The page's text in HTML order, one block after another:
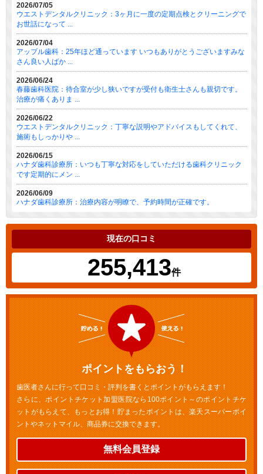
2026/07/05
ウエストデンタルクリニック：3ヶ月に一度の定期点検とクリーニングで
お世話になって ...
2026/07/04
アップル歯科：25年ほど通っています いつもありがとうございますみな
さん良い人ばか ...
2026/06/24
春藤歯科医院：待合室が少し狭いですが受付も衛生士さんも親切です。
治療が痛くありま ...
2026/06/22
ウエストデンタルクリニック：丁寧な説明やアドバイスもしてくれて、
施術もしっかりや ...
2026/06/15
ハナダ歯科診療所：いつも丁寧な対応をしていただける歯科クリニック
です定期的にメン ...
2026/06/09
ハナダ歯科診療所：治療内容が明瞭で、予約時間が正確です。
現在の口コミ
255,413件
ポイントをもらおう！
歯医者さんに行って口コミ・評判を書くとポイントがもらえます！
さらに、ポイントチケット加盟医院なら100ポイント～のポイントチケ
ットがもらえて、もっとお得！貯まったポイントは、楽天スーパーポイ
ントやネットマイル、商品券に交換できます。
無料会員登録